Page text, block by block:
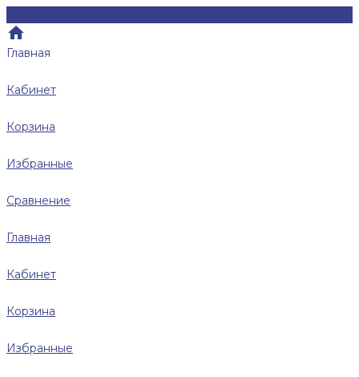
Главная
Кабинет
Корзина
Избранные
Сравнение
Главная
Кабинет
Корзина
Избранные